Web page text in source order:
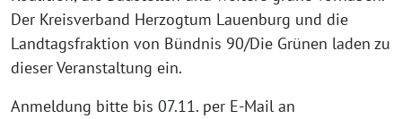
Der Kreisverband Herzogtum Lauenburg und die
Landtagsfraktion von Bündnis 90/Die Grünen laden zu
dieser Veranstaltung ein.
Anmeldung bitte bis 07.11. per E-Mail an